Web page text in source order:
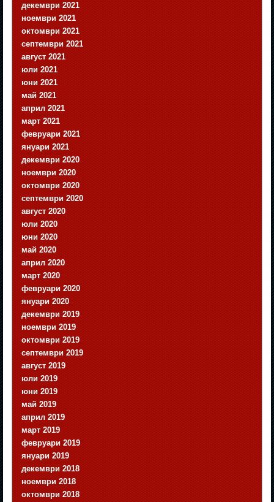
декември 2021
ноември 2021
октомври 2021
септември 2021
август 2021
юли 2021
юни 2021
май 2021
април 2021
март 2021
февруари 2021
януари 2021
декември 2020
ноември 2020
октомври 2020
септември 2020
август 2020
юли 2020
юни 2020
май 2020
април 2020
март 2020
февруари 2020
януари 2020
декември 2019
ноември 2019
октомври 2019
септември 2019
август 2019
юли 2019
юни 2019
май 2019
април 2019
март 2019
февруари 2019
януари 2019
декември 2018
ноември 2018
октомври 2018